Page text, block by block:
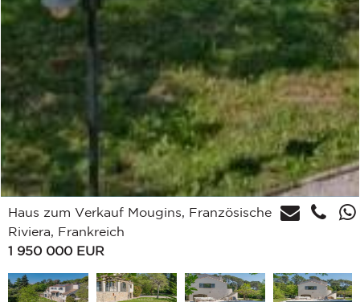
Haus zum Verkauf Mougins, Französische
Riviera, Frankreich
1 950 000 EUR